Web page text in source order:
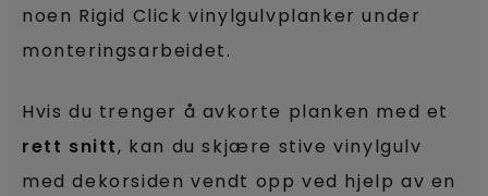
noen Rigid Click vinylgulvplanker under
monteringsarbeidet.
Hvis du trenger å avkorte planken med et
rett snitt, kan du skjære stive vinylgulv
med dekorsiden vendt opp ved hjelp av en